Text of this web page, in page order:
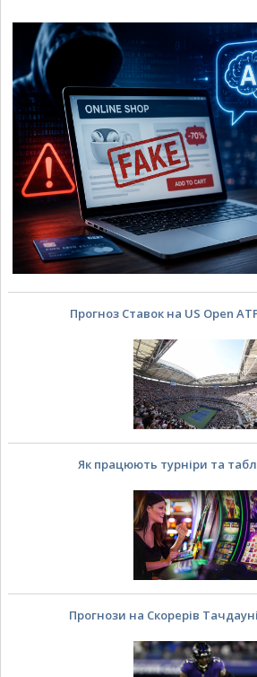
Прогноз Ставок на US Open
Як працюють турніри та
Прогнози на Скорерів